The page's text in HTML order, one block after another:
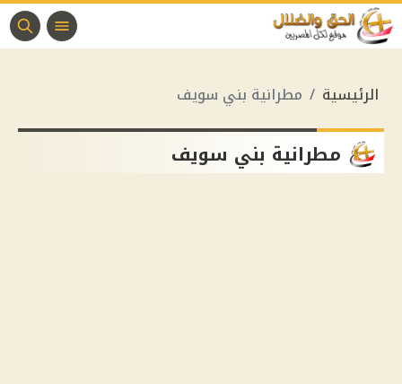
الرئيسية مطرانية بني سويف
مطرانية بني سويف